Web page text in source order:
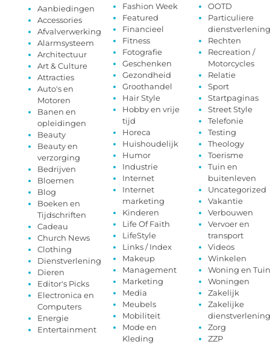
Aanbiedingen
Accessories
Afvalverwerking
Alarmsysteem
Architectuur
Art & Culture
Attracties
Auto's en
Motoren
Banen en
opleidingen
Beauty
Beauty en
verzorging
Bedrijven
Bloemen
Blog
Boeken en
Tijdschriften
Cadeau
Church News
Clothing
Dienstverlening
Dieren
Editor's Picks
Electronica en
Computers
Energie
Entertainment
Fashion Week
Featured
Financieel
Fitness
Fotografie
Geschenken
Gezondheid
Groothandel
Hair Style
Hobby en vrije
tijd
Horeca
Huishoudelijk
Humor
Industrie
Internet
Internet
marketing
Kinderen
Life Of Faith
LifeStyle
Links / Index
Makeup
Management
Marketing
Media
Meubels
Mobiliteit
Mode en
Kleding
OOTD
Particuliere
dienstverlening
Rechten
Recreation /
Motorcycles
Relatie
Sport
Startpaginas
Street Style
Telefonie
Testing
Theology
Toerisme
Tuin en
buitenleven
Uncategorized
Vakantie
Verbouwen
Vervoer en
transport
Videos
Winkelen
Woning en Tuin
Woningen
Zakelijk
Zakelijke
dienstverlening
Zorg
ZZP